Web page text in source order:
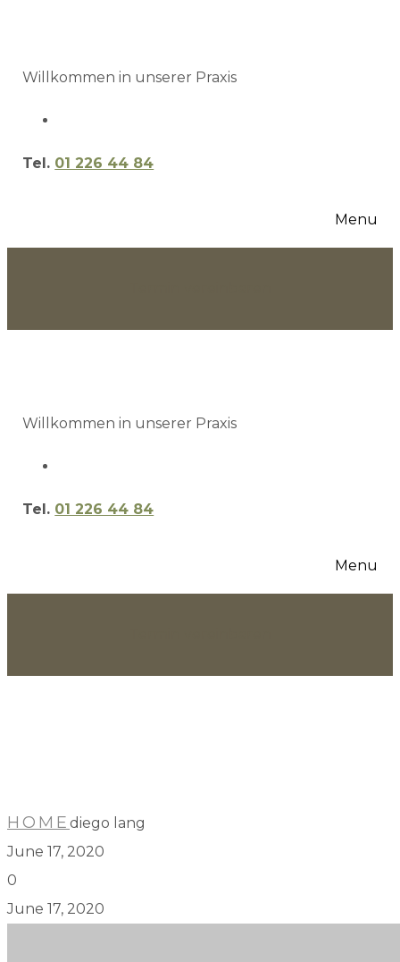
Willkommen in unserer Praxis
Tel. 01 226 44 84
Menu
Willkommen in unserer Praxis
Tel. 01 226 44 84
Menu
HOME diego lang
June 17, 2020
0
June 17, 2020